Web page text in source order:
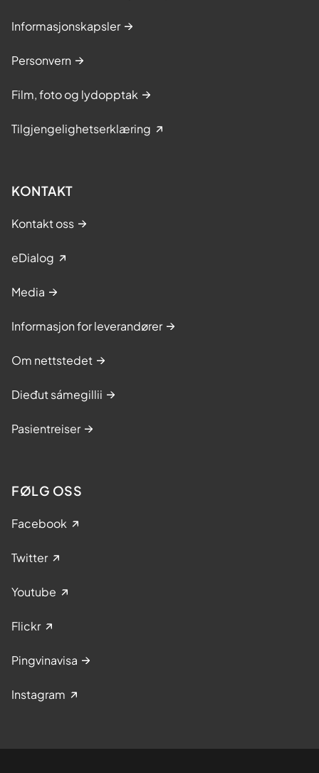
Informasjonskapsler
Personvern
Film, foto og lydopptak
Tilgjengelighetserklæring
KONTAKT
Kontakt oss
eDialog
Media
Informasjon for leverandører
Om nettstedet
Dieđut sámegillii
Pasientreiser
FØLG OSS
Facebook
Twitter
Youtube
Flickr
Pingvinavisa
Instagram